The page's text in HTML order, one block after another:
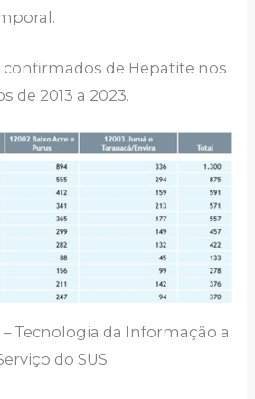
confirmados de Hepatite nos
de 2013 a 2023.
– Tecnologia da Informação a
do SUS.